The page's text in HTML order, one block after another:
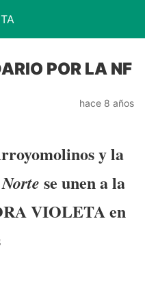
POR LA NF
hace 8 años
y la
se unen a la
VIOLETA en